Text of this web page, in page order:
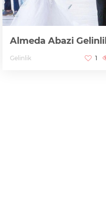
Almeda Abazi
Gelinlik 1